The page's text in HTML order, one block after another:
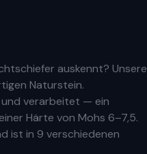
auskennt? Unsere
Naturstein.
und verarbeitet — ein
Härte von Mohs 6–7,5.
ist in 9 verschiedenen